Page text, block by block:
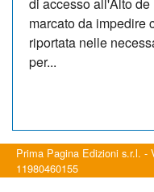
marcato da impedire
riportata nelle
per...
Prima Pagina Edizioni s.r.l. -
11980460155